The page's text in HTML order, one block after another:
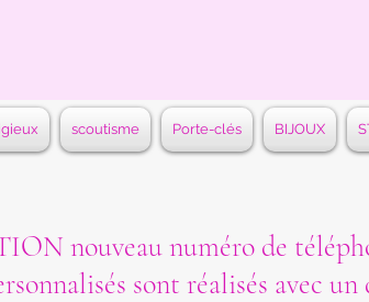
scoutisme Porte-clés BIJOUX
nouveau numéro de
sont réalisés avec un